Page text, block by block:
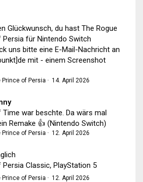
Glückwunsch, du hast The Rogue
Persia für Nintendo Switch
uns bitte eine E-Mail-Nachricht an
mit - einem Screenshot
Prince of Persia · 14. April 2026
Time war beschte. Da wärs mal
Remake 👍 (Nintendo Switch)
Prince of Persia · 12. April 2026
Classic, PlayStation 5
Prince of Persia · 12. April 2026